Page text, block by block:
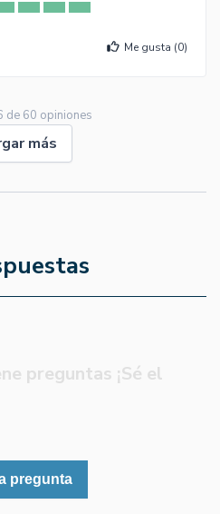
Me gusta (0)
de 60 opiniones
más
preguntas ¡Sé el
pregunta